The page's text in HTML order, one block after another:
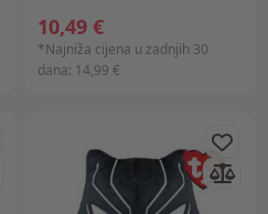
10,49 €
*Najniža cijena u zadnjih 30
dana: 14,99 €